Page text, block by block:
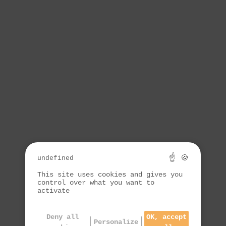
undefined ☝ 🍪
This site uses cookies and gives you
control over what you want to
activate
Deny all
Personalize
OK, accept